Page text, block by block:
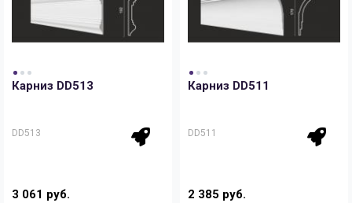
Карниз DD513
DD513
3 061 руб.
Карниз DD511
DD511
2 385 руб.